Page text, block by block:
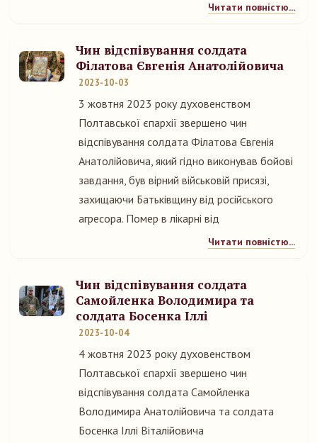
Читати повністю...
Чин відспівування солдата
Філатова Євгенія Анатолійовича
2023-10-03
3 жовтня 2023 року духовенством
Полтавської єпархії звершено чин
відспівування солдата Філатова Євгенія
Анатолійовича, який гідно виконував бойові
завдання, був вірний військовій присязі,
захищаючи Батьківщину від російського
агресора. Помер в лікарні від
Читати повністю...
Чин відспівування солдата
Самойленка Володимира та
солдата Босенка Іллі
2023-10-04
4 жовтня 2023 року духовенством
Полтавської єпархії звершено чин
відспівування солдата Самойленка
Володимира Анатолійовича та солдата
Босенка Іллі Віталійовича